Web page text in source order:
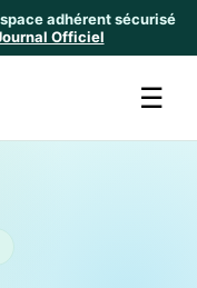
adhérent sécurisé
Officiel
☰